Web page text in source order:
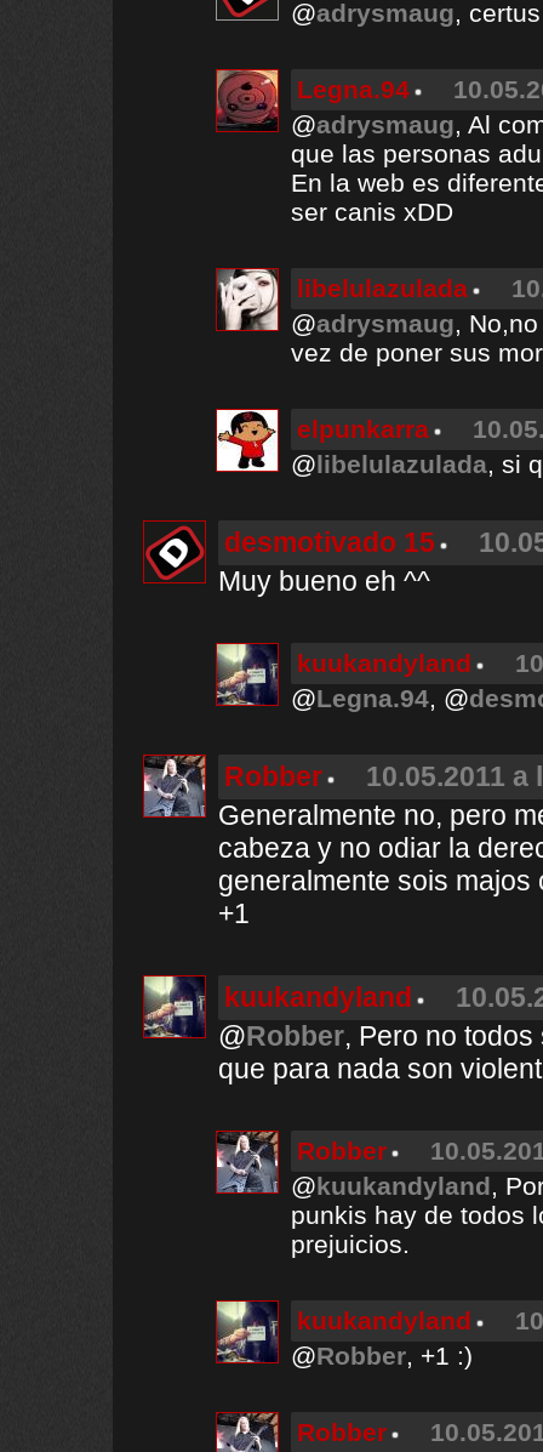
@adrysmaug,
Legna.94
@adrysmaug, Al
que las personas
En la web es
ser canis xDD
libelulazulada
@adrysmaug,
vez de poner sus
elpunkarra
@libelulazulada, si
desmotivado 15
Muy bueno eh ^^
kuukandyland
@Legna.94, @
Robber
10.05.2011 a
Generalmente no, pero
cabeza y no odiar la
generalmente sois
+1
kuukandyland
@Robber, Pero no
que para nada son
Robber
@kuukandyland,
punkis hay de todos
prejuicios.
kuukandyland
@Robber, +1 :)
Robber